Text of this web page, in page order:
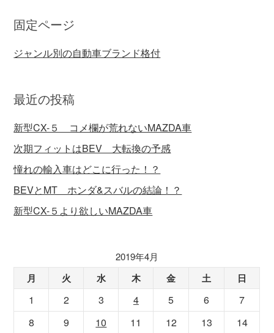
固定ページ
ジャンル別の自動車ブランド格付
最近の投稿
新型CX-５ コメ欄が荒れないMAZDA車
次期フィットはBEV 大転換の予感
憧れの輸入車はどこに行った！？
BEVとMT ホンダ&スバルの結論！？
新型CX-５より欲しいMAZDA車
2019年4月
月 火 水 木 金 土 日
1 2 3 4 5 6
7
8
9 10 11 12 13
14